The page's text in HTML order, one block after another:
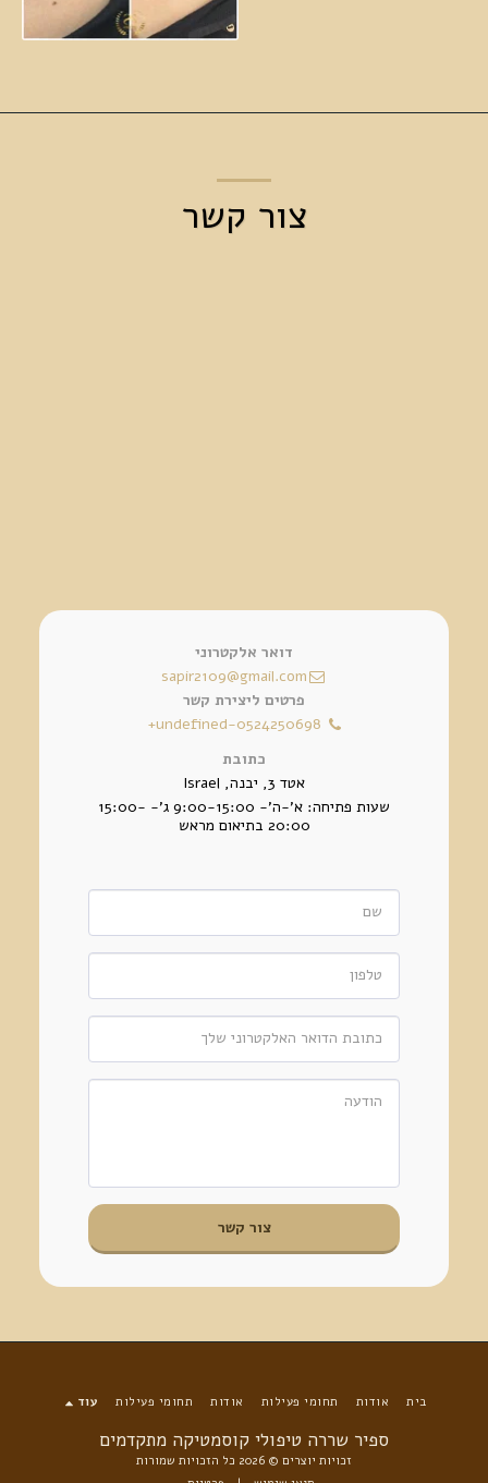
צור קשר
דואר אלקטרוני
sapir2109@gmail.com
פרטים ליצירת קשר
+undefined-0524250698
כתובת
אטד 3, יבנה, Israel
שעות פתיחה: א'-ה'- 9:00-15:00 ג'- 15:00-
20:00 בתיאום מראש
צור קשר
ספיר שררה טיפולי קוסמטיקה מתקדמים
זכויות יוצרים © 2026 כל הזכויות שמורות
בית אודות תחומי פעילות אודות תחומי פעילות עוד